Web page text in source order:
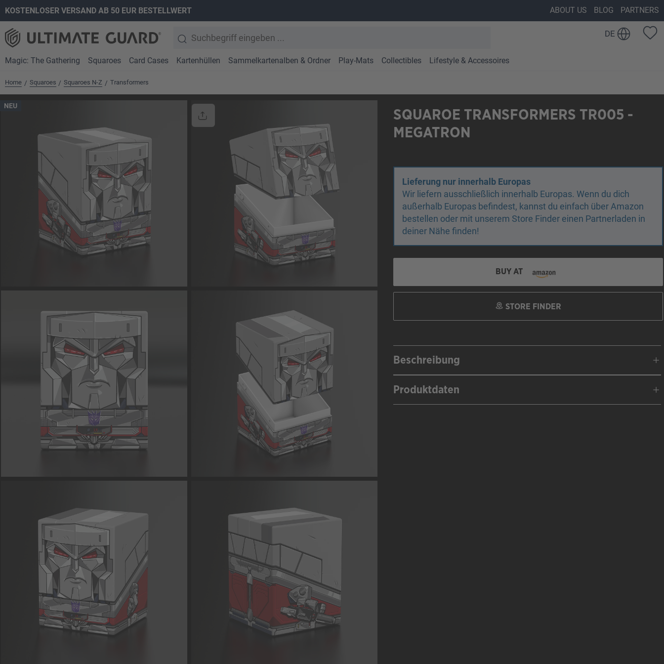
Zur Hauptnavigation springen
KOSTENLOSER VERSAND AB 50 EUR BESTELLWERT ABOUT US BLOG PARTNERS
DE
Magic: The Gathering Squaroes Card Cases Kartenhüllen Sammelkartenalben & Ordner Play-Mats Collectibles Lifestyle & Accessoires
Home / Squaroes / Squaroes N-Z / Transformers
NEU
SQUAROE TRANSFORMERS TR005 -
MEGATRON
Lieferung nur innerhalb Europas
Wir liefern ausschließlich innerhalb Europas. Wenn du dich
außerhalb Europas befindest, kannst du einfach über Amazon
bestellen oder mit unserem Store Finder einen Partnerladen in
deiner Nähe finden!
BUY AT
STORE FINDER
Beschreibung
Produktdaten